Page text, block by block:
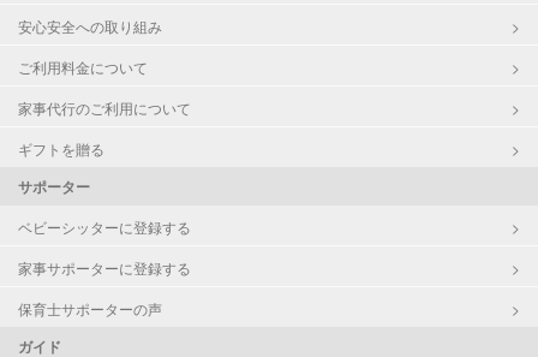
安心安全への取り組み
ご利用料金について
家事代行のご利用について
ギフトを贈る
サポーター
ベビーシッターに登録する
家事サポーターに登録する
保育士サポーターの声
ガイド